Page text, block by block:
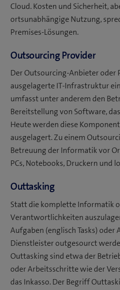
Cloud. Kosten und Sicherheit,
ortsunabhängige Nutzung,
Premises-Lösungen.
Outsourcing Provider
Der Outsourcing-Anbieter oder
ausgelagerte IT-Infrastruktur
umfasst unter anderem den
Bereitstellung von Software,
Heute werden diese
ausgelagert. Zu einem
Betreuung der Informatik vor
PCs, Notebooks, Druckern und
Outtasking
Statt die komplette Informatik
Verantwortlichkeiten
Aufgaben (englisch Tasks) oder
Dienstleister outgesourct
Outtasking sind etwa der
oder Arbeitsschritte wie der
das Inkasso. Der Begriff